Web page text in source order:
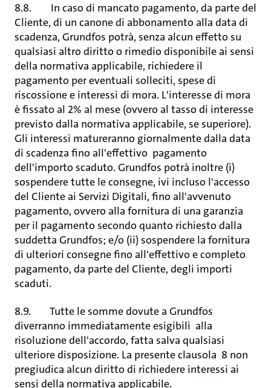
8.8. In caso di mancato pagamento, da parte del
Cliente, di un canone di abbonamento alla data di
scadenza, Grundfos potrà, senza alcun effetto su
qualsiasi altro diritto o rimedio disponibile ai sensi
della normativa applicabile, richiedere il
pagamento per eventuali solleciti, spese di
riscossione e interessi di mora. L'interesse di mora
èfissato al 2% al mese (ovvero al tasso di interesse
previsto dalla normativa applicabile, se superiore).
Gli interessi matureranno giornalmente dalla data
di scadenza fino all'effettivo pagamento
dell'importo scaduto. Grundfos potrà inoltre (i)
sospendere tutte le consegne, ivi incluso l'accesso
del Cliente ai Servizi Digitali, fino all'avvenuto
pagamento, ovvero alla fornitura di una garanzia
per il pagamento secondo quanto richiesto dalla
suddetta Grundfos; e/o (ii) sospendere la fornitura
di ulteriori consegne fino all'effettivo e completo
pagamento, da parte del Cliente, degli importi
scaduti.
8.9. Tutte le somme dovute a Grundfos
diverranno immediatamente esigibili alla
risoluzione dell'accordo, fatta salva qualsiasi
ulteriore disposizione. La presente clausola 8 non
pregiudica alcun diritto di richiedere interessi ai
sensi della normativa applicabile.